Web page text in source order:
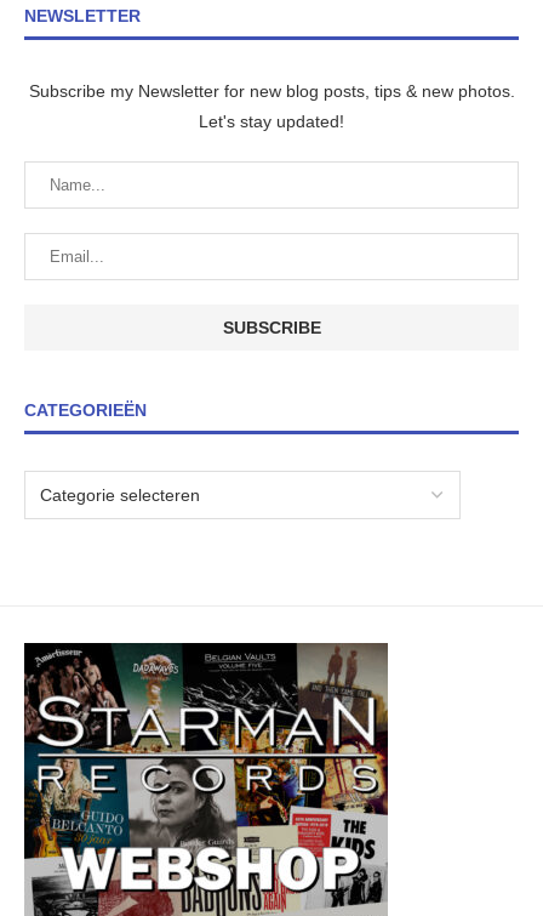
NEWSLETTER
Subscribe my Newsletter for new blog posts, tips & new photos.
Let's stay updated!
CATEGORIEËN